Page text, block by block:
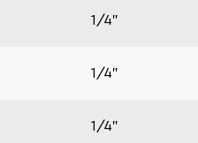
1/4"
1/4"
1/4"